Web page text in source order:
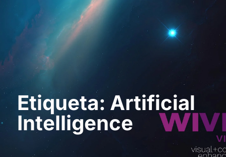
demonstração
Etiqueta: Artificial
Intelligence